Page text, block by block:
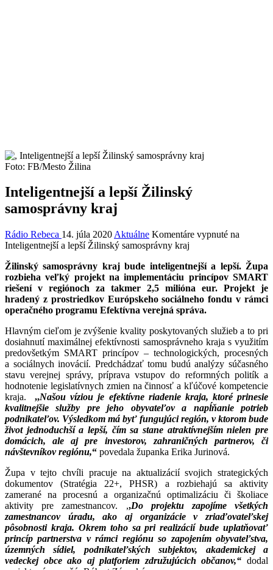
Foto: FB/Mesto Žilina
Inteligentnejší a lepší Žilinský
samosprávny kraj
Rádio Rebeca 14. júla 2020 Aktuálne Komentáre vypnuté na
Inteligentnejší a lepší Žilinský samosprávny kraj
Žilinský samosprávny kraj bude inteligentnejší a lepší. Župa
rozbieha veľký projekt na implementáciu princípov SMART
riešení v regiónoch za takmer 2,5 milióna eur. Projekt je
hradený z prostriedkov Európskeho sociálneho fondu v rámci
operačného programu Efektívna verejná správa.
Hlavným cieľom je zvýšenie kvality poskytovaných služieb a to pri
dosiahnutí maximálnej efektívnosti samosprávneho kraja s využitím
predovšetkým SMART princípov – technologických, procesných
a sociálnych inovácií. Predchádzať tomu budú analýzy súčasného
stavu verejnej správy, príprava vstupov do reformných politík a
hodnotenie legislatívnych zmien na činnosť a kľúčové kompetencie
kraja.
,,Našou víziou je efektívne riadenie kraja, ktoré prinesie
kvalitnejšie služby pre jeho obyvateľov a napĺňanie potrieb
podnikateľov. Výsledkom má byť fungujúci región, v ktorom bude
život jednoduchší a lepší, čím sa stane atraktívnejším nielen pre
domácich, ale aj pre investorov, zahraničných partnerov, či
návštevníkov regiónu,“ povedala županka Erika Jurinová.
Župa v tejto chvíli pracuje na aktualizácií svojich strategických
dokumentov (Stratégia 22+, PHSR) a rozbiehajú sa aktivity
zamerané na procesnú a organizačnú optimalizáciu či školiace
aktivity pre zamestnancov. ,,Do projektu zapojíme všetkých
zamestnancov úradu, ako aj organizácie v zriaďovateľskej
pôsobnosti kraja. Okrem toho sa pri realizácií bude uplatňovať
princíp partnerstva v rámci regiónu so zapojením obyvateľstva,
územných sídiel, podnikateľských subjektov, akademickej a
vedeckej obce ako aj platforiem združujúcich občanov,“ dodal